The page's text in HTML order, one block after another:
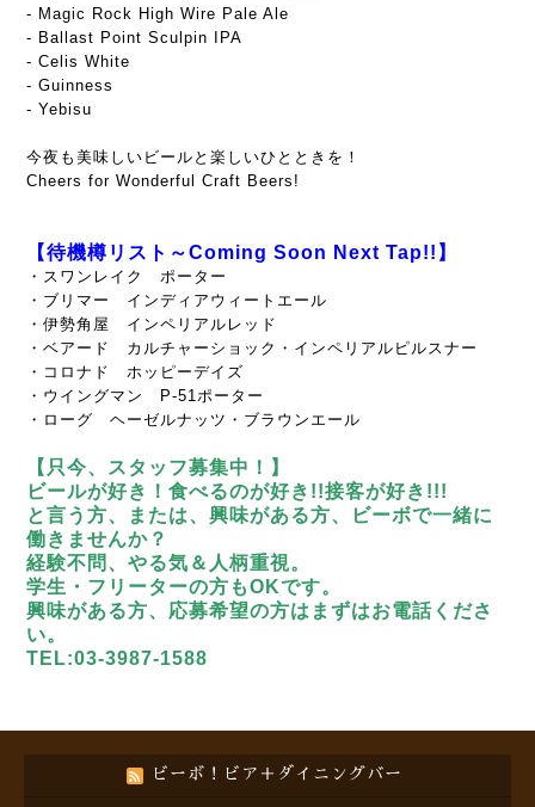
- Magic Rock High Wire Pale Ale
- Ballast Point Sculpin IPA
- Celis White
- Guinness
- Yebisu
今夜も美味しいビールと楽しいひとときを！
Cheers for Wonderful Craft Beers!
【待機樽リスト～Coming Soon Next Tap!!】
・スワンレイク ポーター
・ブリマー インディアウィートエール
・伊勢角屋 インペリアルレッド
・ベアード カルチャーショック・インペリアルピルスナー
・コロナド ホッピーデイズ
・ウイングマン P-51ポーター
・ローグ ヘーゼルナッツ・ブラウンエール
【只今、スタッフ募集中！】
ビールが好き！食べるのが好き!!接客が好き!!!
と言う方、または、興味がある方、ビーボで一緒に
働きませんか？
経験不問、やる気＆人柄重視。
学生・フリーターの方もOKです。
興味がある方、応募希望の方はまずはお電話くださ
い。
TEL:03-3987-1588
ビーボ！ビア＋ダイニングバー